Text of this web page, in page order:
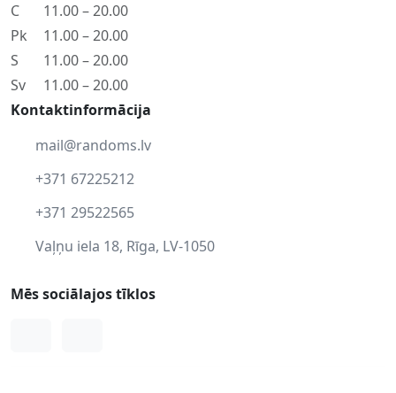
C
11.00 – 20.00
Pk
11.00 – 20.00
S
11.00 – 20.00
Sv
11.00 – 20.00
Kontaktinformācija
mail@randoms.lv
+371 67225212
+371 29522565
Vaļņu iela 18, Rīga, LV-1050
Mēs sociālajos tīklos